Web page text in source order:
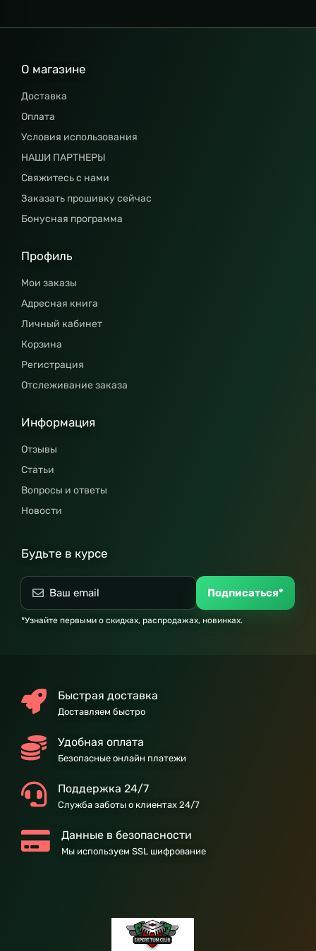
О магазине
Доставка
Оплата
Условия использования
НАШИ ПАРТНЕРЫ
Свяжитесь с нами
Заказать прошивку сейчас
Бонусная программа
Профиль
Мои заказы
Адресная книга
Личный кабинет
Корзина
Регистрация
Отслеживание заказа
Информация
Отзывы
Статьи
Вопросы и ответы
Новости
Будьте в курсе
Подписаться*
*Узнайте первыми о скидках, распродажах, новинках.
Быстрая доставка
Доставляем быстро
Удобная оплата
Безопасные онлайн платежи
Поддержка 24/7
Служба заботы о клиентах 24/7
Данные в безопасности
Мы используем SSL шифрование